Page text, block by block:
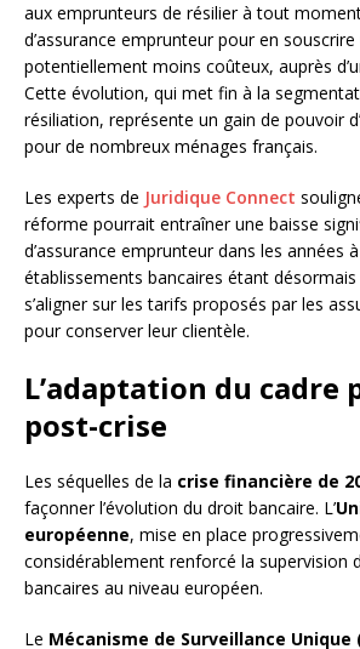
aux emprunteurs de résilier à tout
d’assurance emprunteur pour en
potentiellement moins coûteux, auprès
Cette évolution, qui met fin à la
résiliation, représente un gain de pouvoir
pour de nombreux ménages français.
Les experts de Juridique Connect
réforme pourrait entraîner une baisse
d’assurance emprunteur dans les années
établissements bancaires étant
s’aligner sur les tarifs proposés par les
pour conserver leur clientèle.
L’adaptation du cadre
post-crise
Les séquelles de la crise financière de
façonner l’évolution du droit bancaire. L’
européenne, mise en place
considérablement renforcé la supervision
bancaires au niveau européen.
Le Mécanisme de Surveillance Unique